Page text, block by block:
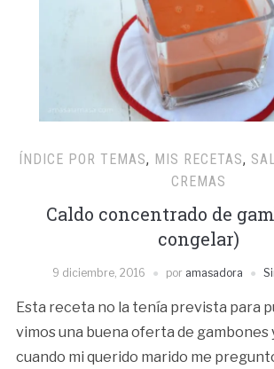
ÍNDICE POR TEMAS, MIS RECETAS,
CREMAS
Caldo concentrado de
congelar)
9 diciembre, 2016 por amasadora
Esta receta no la tenía prevista para
vimos una buena oferta de gambones
cuando mi querido marido me